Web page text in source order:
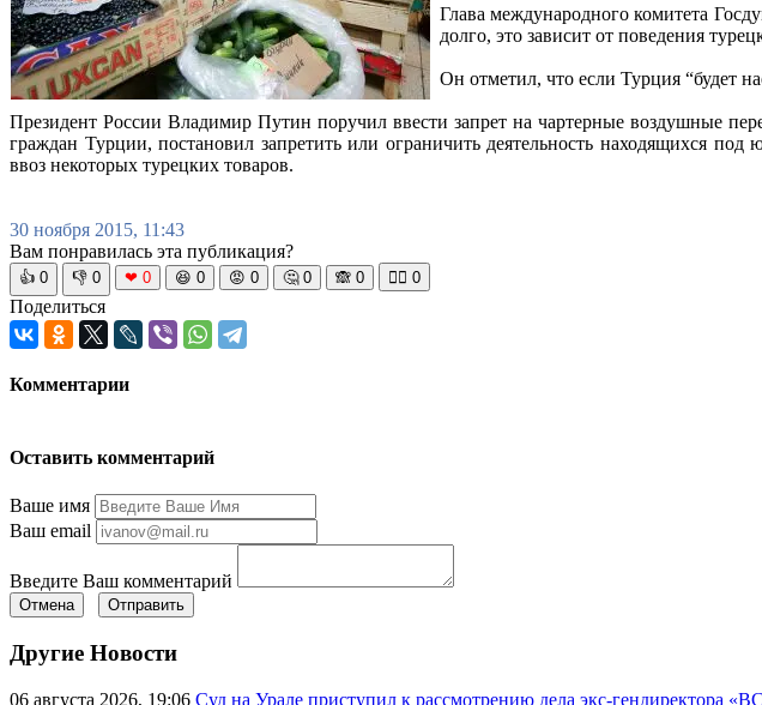
Глава международного комитета
долго, это зависит от поведения
Он отметил, что если Турция “будет
Президент России Владимир Путин поручил ввести запрет на чартерные воздушные
граждан Турции, постановил запретить или ограничить деятельность находящихся
ввоз некоторых турецких товаров.
30 ноября 2015, 11:43
Вам понравилась эта публикация?
👍 0 👎 0 ❤ 0 😆 0 😡 0 🤔 0 🙈 0 🧘‍♀️ 0
Поделиться
Комментарии
Оставить комментарий
Ваше имя
Ваш email
Введите Ваш комментарий
Отмена Отправить
Другие Новости
06 августа 2026, 19:06 Суд на Урале приступил к рассмотрению дела экс-гендиректора